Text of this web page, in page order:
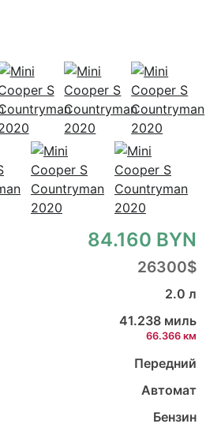
84.160 BYN
26300$
2.0 л
41.238 миль
66.366 км
Передний
Автомат
Бензин